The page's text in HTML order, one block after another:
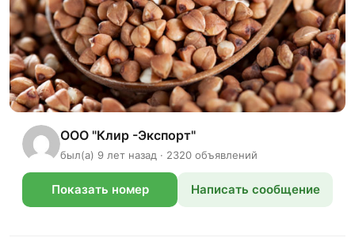
ООО "Клир -Экспорт"
был(а) 9 лет назад · 2320 объявлений
Показать номер Написать сообщение